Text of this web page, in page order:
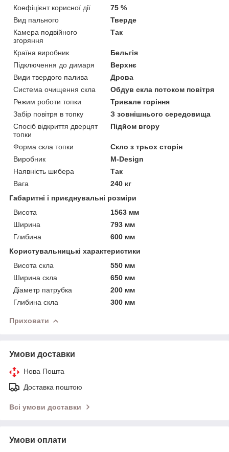
Коефіцієнт корисної дії
75 %
Вид пального
Тверде
Камера подвійного
згоряння
Так
Країна виробник
Бельгія
Підключення до димаря
Верхнє
Види твердого палива
Дрова
Система очищення скла
Обдув скла потоком повітря
Режим роботи топки
Тривале горіння
Забір повітря в топку
З зовнішнього середовища
Спосіб відкриття дверцят
топки
Підйом вгору
Форма скла топки
Скло з трьох сторін
Виробник
M-Design
Наявність шибера
Так
Вага
240 кг
Габаритні і приєднувальні розміри
Висота
1563 мм
Ширина
793 мм
Глибина
600 мм
Користувальницькі характеристики
Висота скла
550 мм
Ширина скла
650 мм
Діаметр патрубка
200 мм
Глибина скла
300 мм
Приховати
Умови доставки
Нова Пошта
Доставка поштою
Всі умови доставки
Умови оплати